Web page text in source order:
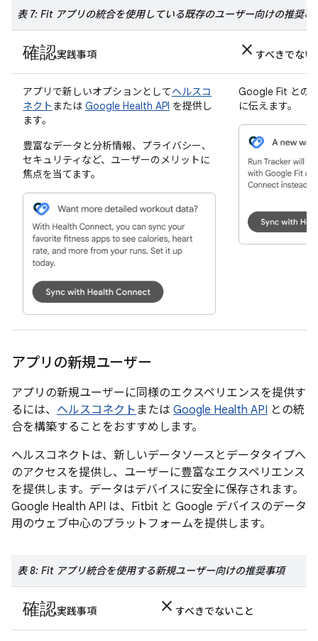
表 7: Fit アプリの統合を使用している既存のユーザー向けの推奨事
確認実践事項 close すべきでない
アプリで新しいオプションとしてヘルスコ
ネクト または Google Health API を提供し
ます。
豊富なデータと分析情報、プライバシー、
セキュリティなど、ユーザーのメリットに
焦点を当てます。
Google Fit との
に伝えます。
アプリの新規ユーザー
アプリの新規ユーザーに同様のエクスペリエンスを提供す
るには、 ヘルスコネクト または Google Health API との統
合を構築することをおすすめします。
ヘルスコネクトは、新しいデータソースとデータタイプへ
のアクセスを提供し、ユーザーに豊富なエクスペリエンス
を提供します。データはデバイスに安全に保存されます。
Google Health API は、Fitbit と Google デバイスのデータ
用のウェブ中心のプラットフォームを提供します。
表 8: Fit アプリ統合を使用する新規ユーザー向けの推奨事項
確認実践事項 close すべきでないこと